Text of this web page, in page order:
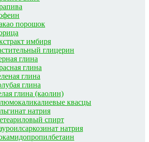
порошок
имбиря
глицерин
глина
глина
глина
глина
глина (каолин)
квасцы
натрия
спирт
натрия